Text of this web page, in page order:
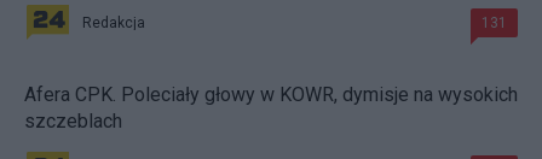
Redakcja 131
Afera CPK. Poleciały głowy w KOWR, dymisje na wysokich
szczeblach